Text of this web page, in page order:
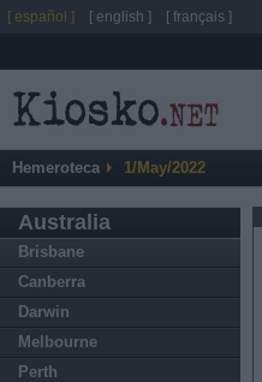
Hemeroteca 1/May/2022
Australia
Brisbane
Canberra
Darwin
Melbourne
Perth
[ español ] [ english ] [ français ]